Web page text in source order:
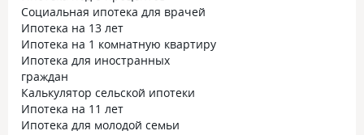
Социальная ипотека для врачей
Ипотека на 13 лет
Ипотека на 1 комнатную квартиру
Ипотека для иностранных
граждан
Калькулятор сельской ипотеки
Ипотека на 11 лет
Ипотека для молодой семьи